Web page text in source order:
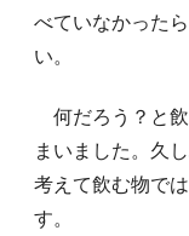
べていなかった
い。
何だろう？と飲
まいました。久
考えて飲む物で
す。